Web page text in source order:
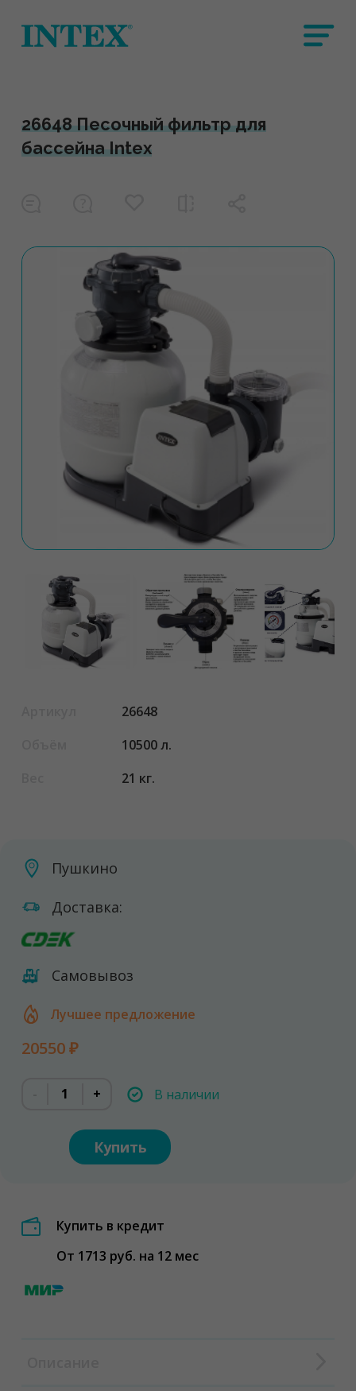
26648 Песочный фильтр для
бассейна Intex
26648
10500 л.
21 кг.
Пушкино
Доставка:
Самовывоз
Лучшее предложение
20550 ₽
+ В наличии
Купить
Купить в кредит
От 1713 руб. на 12 мес